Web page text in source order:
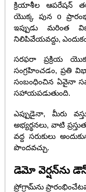
క్రియాశీల ఆపరేషన్
యొక్క పున o
ఇప్పుడు మరింత
నిలిపివేయవద్దు,
సరఫరా ప్రక్రియ
సంగ్రహించడం, ప్రతి
సంబంధించిన ఏవైనా
సహాయపడుతుంది.
ఎప్పుడైనా, మీరు
అభ్యర్థనలు, వాటి
వద్ద సరుకులు
పొందవచ్చు.
డెమో వెర్షన్‌ను
ప్రోగ్రామ్‌ను